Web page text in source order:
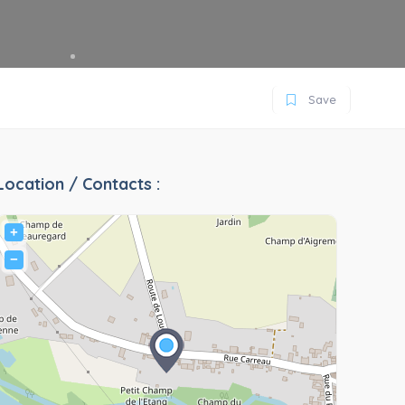
Save
/ Contacts :
+
−